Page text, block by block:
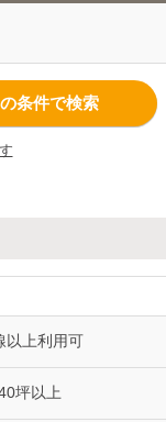
条件で検索
以上利用可
坪以上